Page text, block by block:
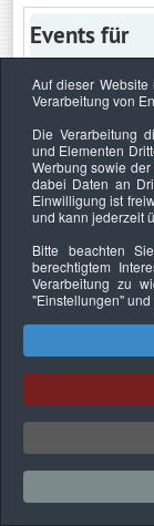
Events für
Keine Termine
Copyright ©
Auf dieser
Verarbeitung von
Die Verarbeitung
und Elementen
Werbung sowie
dabei Daten an
Einwilligung ist
und kann jederzeit
Bitte beachten
berechtigtem
Verarbeitung zu
"Einstellungen"und